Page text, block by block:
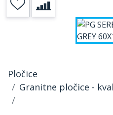
Pločice
Granitne pločice -